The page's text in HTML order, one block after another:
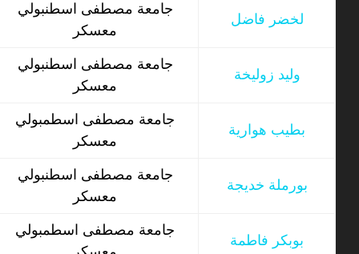
جامعة مصطفى اسطنبولي
معسكر
لخضر فاضل
جامعة مصطفى اسطنبولي
معسكر
وليد زوليخة
جامعة مصطفى اسطمبولي
معسكر
بطيب هوارية
جامعة مصطفى اسطنبولي
معسكر
بورملة خديجة
جامعة مصطفى اسطمبولي
بوبكر فاطمة